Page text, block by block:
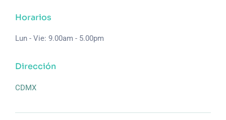
Horarios
Lun - Vie: 9.00am - 5.00pm
Dirección
CDMX